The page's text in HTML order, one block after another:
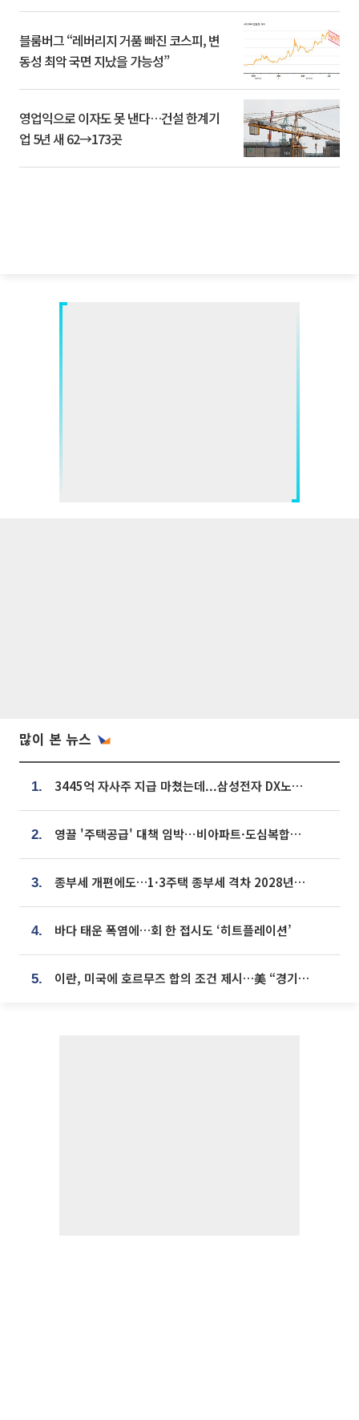
블룸버그 “레버리지 거품 빠진 코스피, 변
동성 최악 국면 지났을 가능성”
영업익으로 이자도 못 낸다…건설 한계기
업 5년 새 62→173곳
많이 본 뉴스
1. 3445억 자사주 지급 마쳤는데...삼성전자 DX노조, 뒤늦은 '떼쓰기 집회'
2. 영끌 '주택공급' 대책 임박⋯비아파트·도심복합까지 총동원
3. 종부세 개편에도…1·3주택 종부세 격차 2028년부터 확대
4. 바다 태운 폭염에…회 한 접시도 ‘히트플레이션’
5. 이란, 미국에 호르무즈 합의 조건 제시…美 “경기 아직 안 끝나” [종합]